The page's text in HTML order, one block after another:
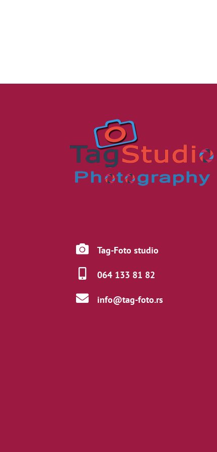
Tag-Foto studio
064 133 81 82
info@tag-foto.rs